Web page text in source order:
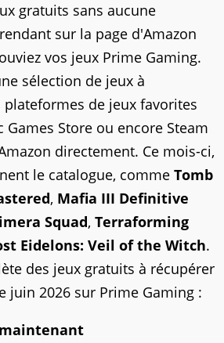
gratuits sans aucune
sur la page d'Amazon
vos jeux Prime Gaming.
sélection de jeux à
de jeux favorites
Games Store ou encore Steam
directement. Ce mois-ci,
le catalogue, comme Tomb
, Mafia III Definitive
Squad, Terraforming
Eidelons: Veil of the Witch.
des jeux gratuits à récupérer
juin 2026 sur Prime Gaming :